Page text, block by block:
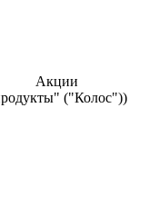
Акции
("Колос"))